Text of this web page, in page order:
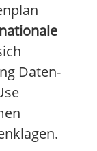
Daten-